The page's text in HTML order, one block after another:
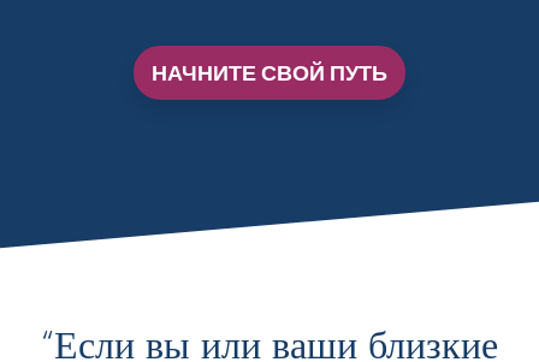
НАЧНИТЕ СВОЙ ПУТЬ
“Если вы или ваши близкие